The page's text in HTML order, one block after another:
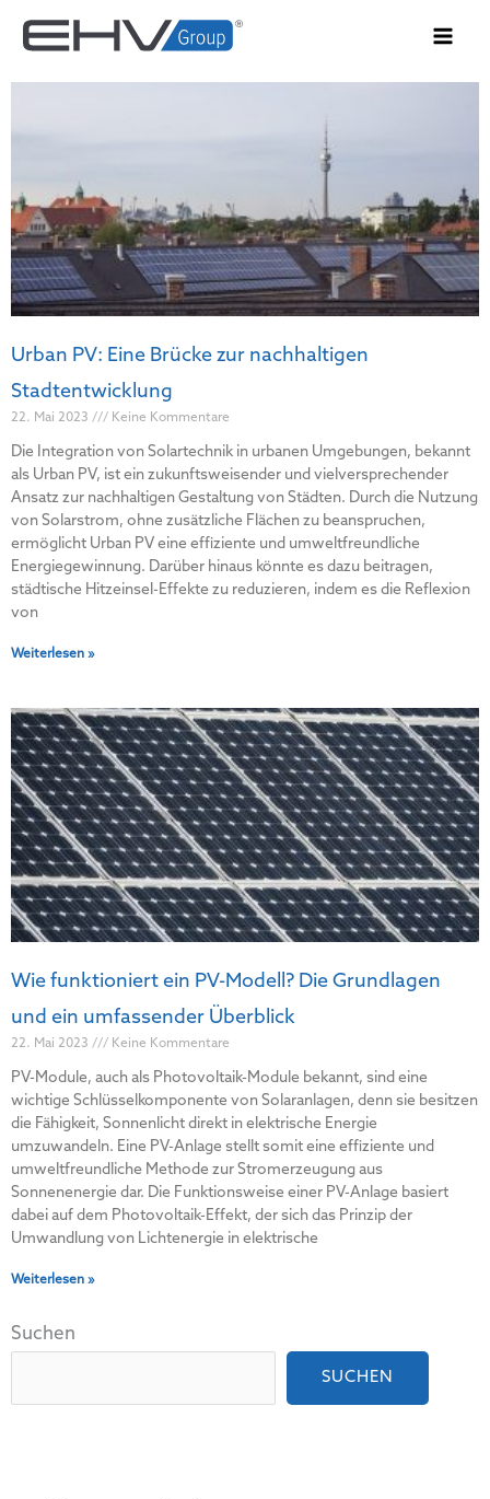
Zum
Inhalt
springen
Urban PV: Eine Brücke zur nachhaltigen
Stadtentwicklung
22. Mai 2023 Keine Kommentare
Die Integration von Solartechnik in urbanen Umgebungen, bekannt
als Urban PV, ist ein zukunftsweisender und vielversprechender
Ansatz zur nachhaltigen Gestaltung von Städten. Durch die Nutzung
von Solarstrom, ohne zusätzliche Flächen zu beanspruchen,
ermöglicht Urban PV eine effiziente und umweltfreundliche
Energiegewinnung. Darüber hinaus könnte es dazu beitragen,
städtische Hitzeinsel-Effekte zu reduzieren, indem es die Reflexion
von
Weiterlesen »
Wie funktioniert ein PV-Modell? Die Grundlagen
und ein umfassender Überblick
22. Mai 2023 Keine Kommentare
PV-Module, auch als Photovoltaik-Module bekannt, sind eine
wichtige Schlüsselkomponente von Solaranlagen, denn sie besitzen
die Fähigkeit, Sonnenlicht direkt in elektrische Energie
umzuwandeln. Eine PV-Anlage stellt somit eine effiziente und
umweltfreundliche Methode zur Stromerzeugung aus
Sonnenenergie dar. Die Funktionsweise einer PV-Anlage basiert
dabei auf dem Photovoltaik-Effekt, der sich das Prinzip der
Umwandlung von Lichtenergie in elektrische
Weiterlesen »
Suchen
SUCHEN